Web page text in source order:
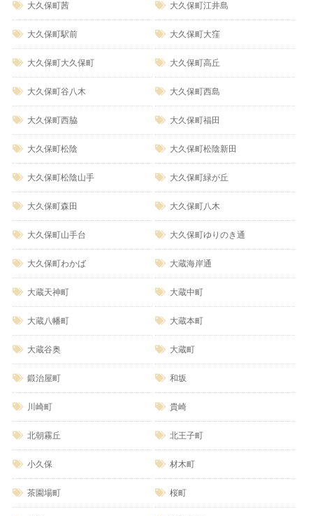
大久保町茜 大久保町江井島
大久保町駅前 大久保町大窪
大久保町大久保町 大久保町高丘
大久保町谷八木 大久保町西島
大久保町西脇 大久保町福田
大久保町松陰 大久保町松陰新田
大久保町松陰山手 大久保町緑が丘
大久保町森田 大久保町八木
大久保町山手台 大久保町ゆりのき通
大久保町わかば 大蔵海岸通
大蔵天神町 大蔵中町
大蔵八幡町 大蔵本町
大蔵谷奥 大蔵町
鍛治屋町 和坂
川崎町 貴崎
北朝霧丘 北王子町
小久保 材木町
茶園場町 桜町